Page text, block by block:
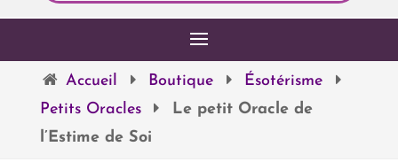
Accueil Boutique
Ésotérisme
Petits Oracles
Le petit Oracle de
l’Estime de Soi